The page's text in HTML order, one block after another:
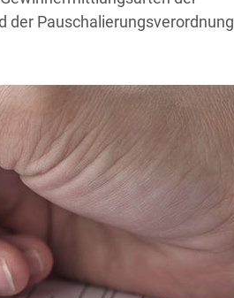
der Pauschalierungsverordnung